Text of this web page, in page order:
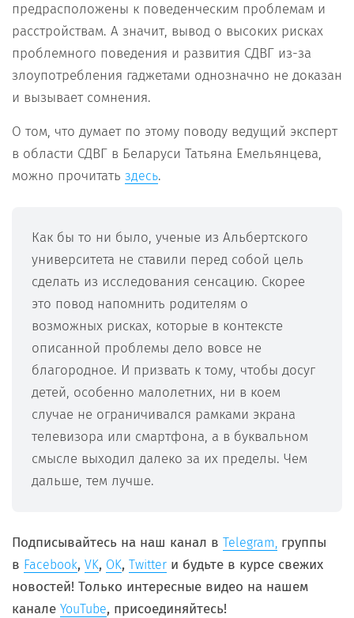
предрасположены к поведенческим проблемам и
расстройствам. А значит, вывод о высоких рисках
проблемного поведения и развития СДВГ из-за
злоупотребления гаджетами однозначно не доказан
и вызывает сомнения.
О том, что думает по этому поводу ведущий эксперт
в области СДВГ в Беларуси Татьяна Емельянцева,
можно прочитать здесь.
Как бы то ни было, ученые из Альбертского
университета не ставили перед собой цель
сделать из исследования сенсацию. Скорее
это повод напомнить родителям о
возможных рисках, которые в контексте
описанной проблемы дело вовсе не
благородное. И призвать к тому, чтобы досуг
детей, особенно малолетних, ни в коем
случае не ограничивался рамками экрана
телевизора или смартфона, а в буквальном
смысле выходил далеко за их пределы. Чем
дальше, тем лучше.
Подписывайтесь на наш канал в Telegram, группы
в Facebook, VK, OK, Twitter и будьте в курсе свежих
новостей! Только интересные видео на нашем
канале YouTube, присоединяйтесь!